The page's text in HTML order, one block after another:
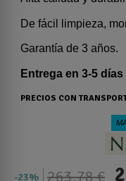
De fácil limpieza,
Garantía de 3 años.
Entrega en 3-5
PRECIOS CON
23% 263,78 €